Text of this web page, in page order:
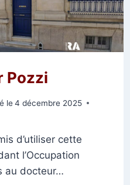
Pozzi
le 4 décembre 2025
d’utiliser cette
l’Occupation
au docteur…